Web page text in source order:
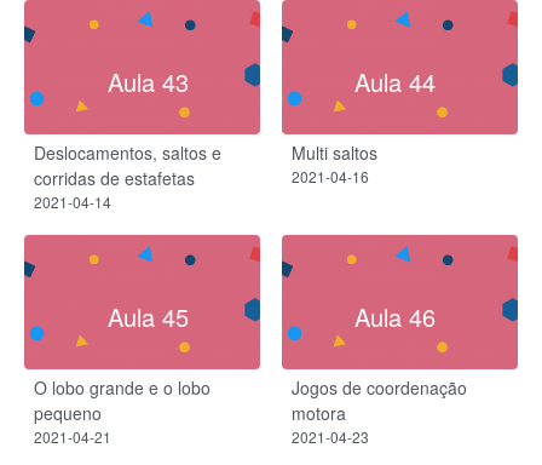
Aula 43
Deslocamentos, saltos e
corridas de estafetas
2021-04-14
Aula 44
Multi saltos
2021-04-16
Aula 45
O lobo grande e o lobo
pequeno
2021-04-21
Aula 46
Jogos de coordenação
motora
2021-04-23